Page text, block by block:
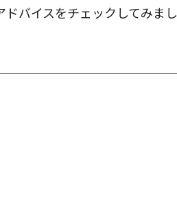
バイスをチェックしてみまし